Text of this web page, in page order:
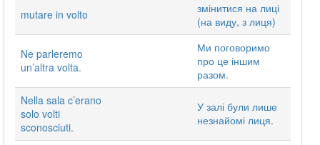
mutare in volto
змінитися на лиці
(на виду, з лиця)
Ne parleremo
un’altra volta.
Ми поговоримо
про це іншим
разом.
Nella sala c’erano
solo volti
sconosciuti.
У залі були лише
незнайомі лиця.